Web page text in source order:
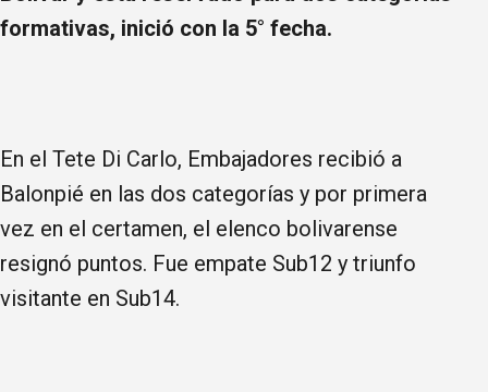
formativas, inició con la 5° fecha.
En el Tete Di Carlo, Embajadores recibió a
Balonpié en las dos categorías y por primera
vez en el certamen, el elenco bolivarense
resignó puntos. Fue empate Sub12 y triunfo
visitante en Sub14.